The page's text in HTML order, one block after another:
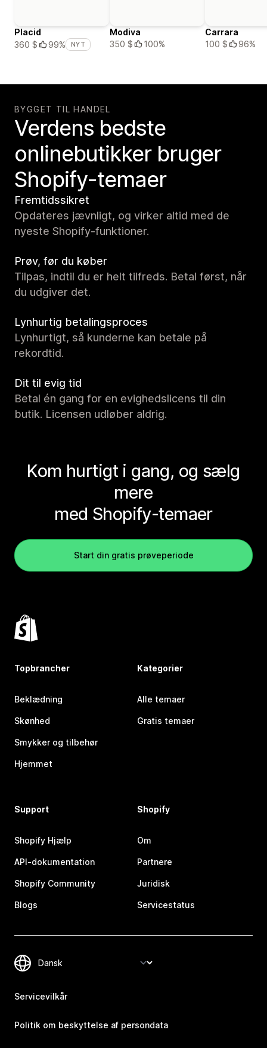
Placid
360 $
99% NYT
Modiva
350 $
100%
Carrara
100 $
96%
BYGGET TIL HANDEL
Verdens bedste
onlinebutikker bruger
Shopify-temaer
Fremtidssikret
Opdateres jævnligt, og virker altid med de
nyeste Shopify-funktioner.
Prøv, før du køber
Tilpas, indtil du er helt tilfreds. Betal først, når
du udgiver det.
Lynhurtig betalingsproces
Lynhurtigt, så kunderne kan betale på
rekordtid.
Dit til evig tid
Betal én gang for en evighedslicens til din
butik. Licensen udløber aldrig.
Kom hurtigt i gang, og sælg
mere
med Shopify-temaer
Start din gratis prøveperiode
Topbrancher
Beklædning
Skønhed
Smykker og tilbehør
Hjemmet
Kategorier
Alle temaer
Gratis temaer
Support
Shopify Hjælp
API-dokumentation
Shopify Community
Blogs
Shopify
Om
Partnere
Juridisk
Servicestatus
Servicevilkår
Politik om beskyttelse af persondata